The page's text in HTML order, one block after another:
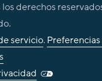
derechos
servicio.